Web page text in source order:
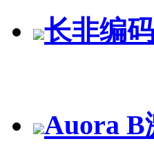
长非编
Auora B